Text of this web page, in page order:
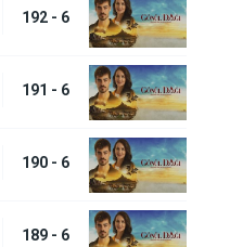
6 - 192
6 - 191
6 - 190
6 - 189